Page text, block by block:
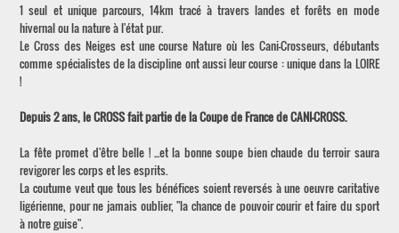
1 seul et unique parcours, 14km tracé à travers landes et forêts en mode
hivernal ou la nature à l'état pur.
Le Cross des Neiges est une course Nature où les Cani-Crosseurs, débutants
comme spécialistes de la discipline ont aussi leur course : unique dans la LOIRE
!
Depuis 2 ans, le CROSS fait partie de la Coupe de France de CANI-CROSS.
La fête promet d'être belle ! ...et la bonne soupe bien chaude du terroir saura
revigorer les corps et les esprits.
La coutume veut que tous les bénéfices soient reversés à une oeuvre caritative
ligérienne, pour ne jamais oublier, "la chance de pouvoir courir et faire du sport
à notre guise".